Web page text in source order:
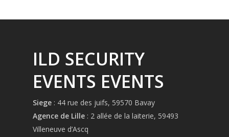
ILD SECURITY
EVENTS EVENTS
Siege : 44 rue des juifs, 59570 Bavay
Agence de Lille : 2 allée de la laiterie, 59493
Villeneuve d’Ascq